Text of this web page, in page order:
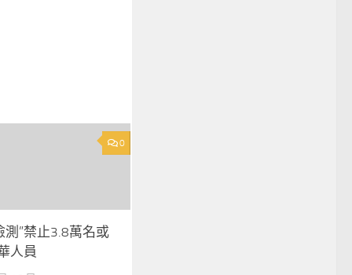
0
測”禁止3.8萬名或
人員